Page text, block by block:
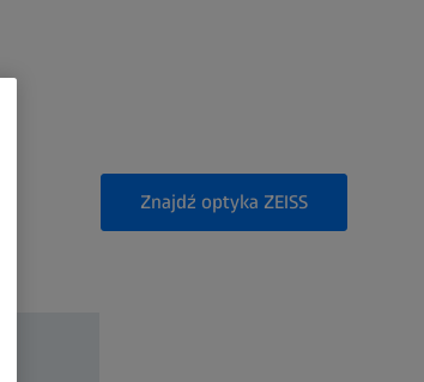
Znajdź optyka ZEISS